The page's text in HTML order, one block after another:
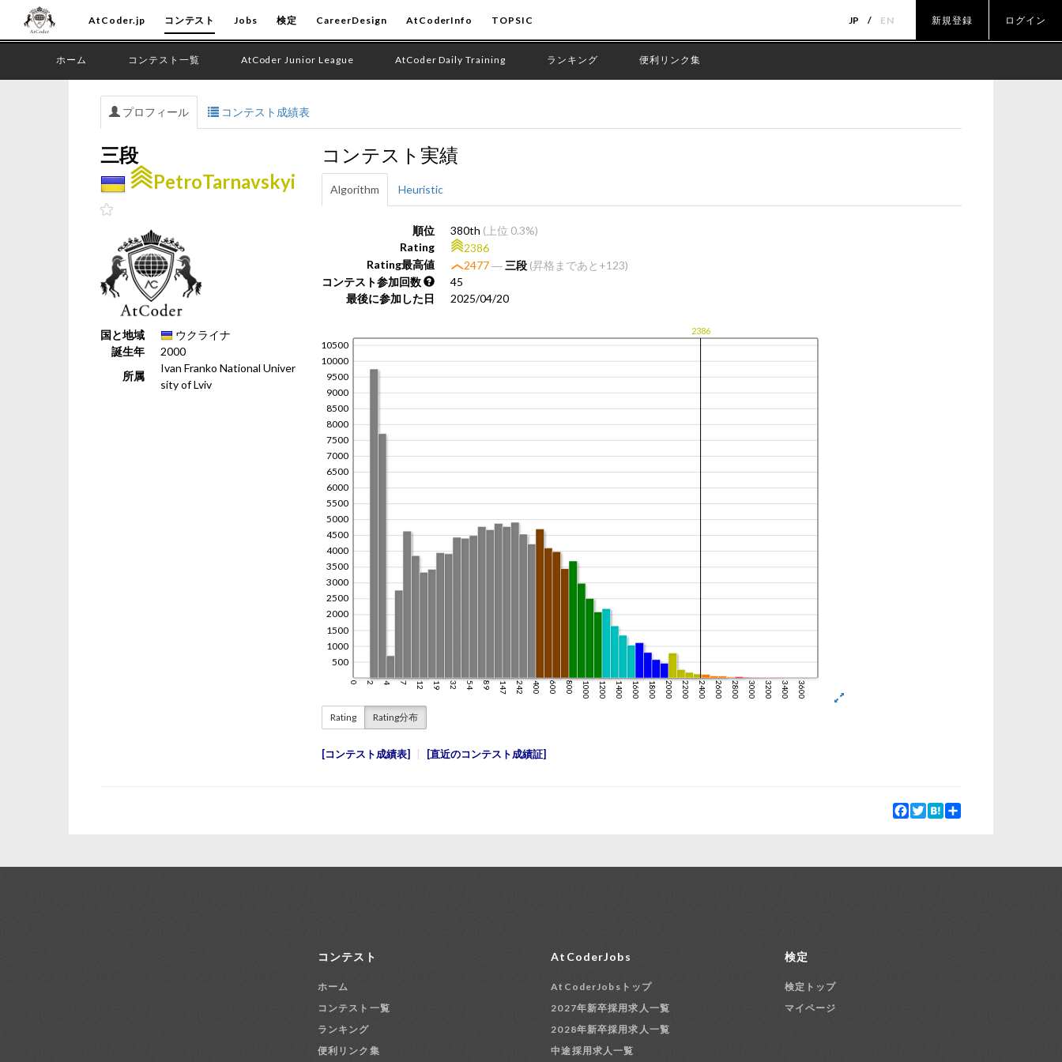
AtCoder.jp コンテスト Jobs 検定 CareerDesign AtCoderInfo TOPSIC JP EN 新規登録 ログイン
ホーム コンテスト一覧 AtCoder Junior League AtCoder Daily Training ランキング 便利リンク集
プロフィール コンテスト成績表
三段
PetroTarnavskyi
国と地域
ウクライナ
誕生年
2000
所属
Ivan Franko National Univer
sity of Lviv
コンテスト実績
Algorithm Heuristic
順位 380th (上位 0.3%)
Rating
2386
Rating最高値
2477― 三段 (昇格まであと+123)
コンテスト参加回数
45
最後に参加した日
2025/04/20
Rating Rating分布
コンテスト成績表 直近のコンテスト成績証
Facebook
TwitterHatena
コンテスト
ホーム
コンテスト一覧
ランキング
便利リンク集
AtCoderJobs
AtCoderJobsトップ
2027年新卒採用求人一覧
2028年新卒採用求人一覧
中途採用求人一覧
検定
検定トップ
マイページ